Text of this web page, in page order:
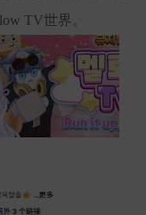
TV世界。